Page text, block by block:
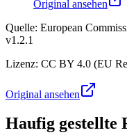
Original ansehen
Quelle: European
v1.2.1
Lizenz: CC BY 4.0 (EU
Original ansehen
Haufig gestellte